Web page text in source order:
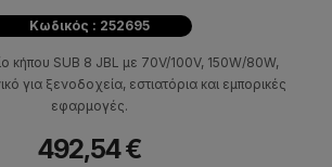
Κωδικός : 252695
κήπου SUB 8 JBL με 70V/100V, 150W/80W,
για ξενοδοχεία, εστιατόρια και εμπορικές
εφαρμογές.
492,54 €